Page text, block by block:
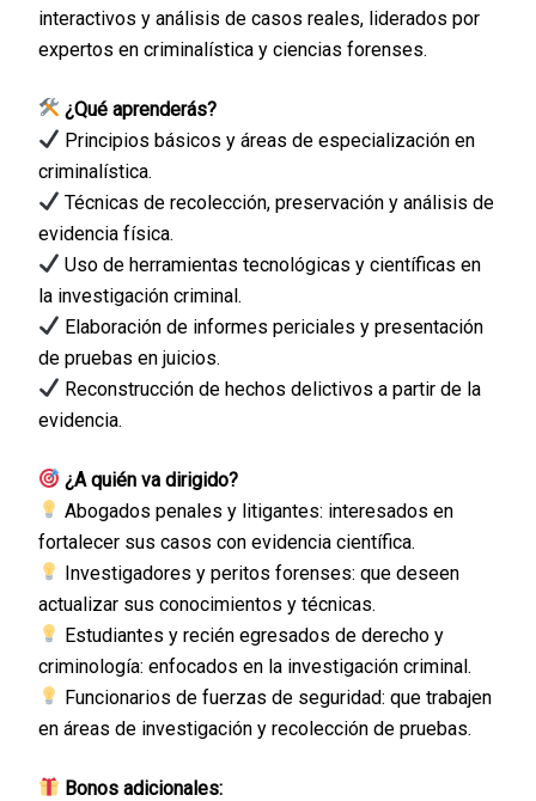
interactivos y análisis de casos reales, liderados por
expertos en criminalística y ciencias forenses.
¿Qué aprenderás?
Principios básicos y áreas de especialización en
criminalística.
Técnicas de recolección, preservación y análisis de
evidencia física.
Uso de herramientas tecnológicas y científicas en
la investigación criminal.
Elaboración de informes periciales y presentación
de pruebas en juicios.
Reconstrucción de hechos delictivos a partir de la
evidencia.
¿A quién va dirigido?
Abogados penales y litigantes: interesados en
fortalecer sus casos con evidencia científica.
Investigadores y peritos forenses: que deseen
actualizar sus conocimientos y técnicas.
Estudiantes y recién egresados de derecho y
criminología: enfocados en la investigación criminal.
Funcionarios de fuerzas de seguridad: que trabajen
en áreas de investigación y recolección de pruebas.
Bonos adicionales: